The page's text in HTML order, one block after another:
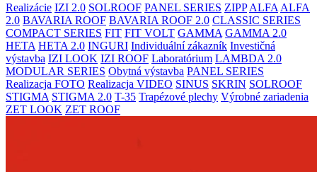
Realizácie IZI 2.0 SOLROOF PANEL SERIES ZIPP ALFA ALFA
2.0 BAVARIA ROOF BAVARIA ROOF 2.0 CLASSIC SERIES
COMPACT SERIES FIT FIT VOLT GAMMA GAMMA 2.0
HETA HETA 2.0 INGURI Individuální zákazník Investičná
výstavba IZI LOOK IZI ROOF Laboratórium LAMBDA 2.0
MODULAR SERIES Obytná výstavba PANEL SERIES
Realizacja FOTO Realizacja VIDEO SINUS SKRIN SOLROOF
STIGMA STIGMA 2.0 T-35 Trapézové plechy Výrobné zariadenia
ZET LOOK ZET ROOF